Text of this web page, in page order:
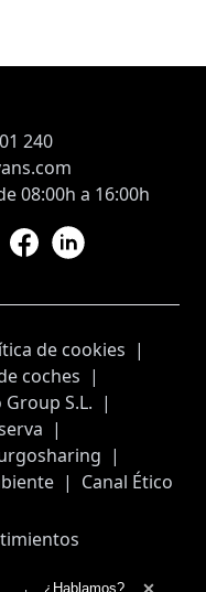
240
08:00h a 16:00h
de cookies |
coches |
S.L. |
|
|
| Canal Ético
¿Hablamos?